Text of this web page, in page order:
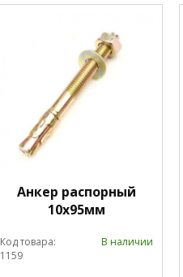
Анкер распорный
10х95мм
Код товара:
1159
В наличии